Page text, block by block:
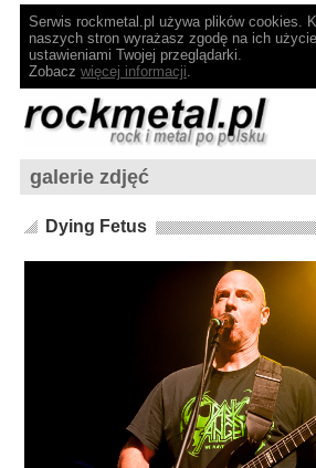
Serwis rockmetal.pl używa plików cookies.
naszych stron wyrażasz zgodę na ich
ustawieniami Twojej przeglądarki.
Zobacz więcej informacji.
galerie zdjęć
Dying Fetus